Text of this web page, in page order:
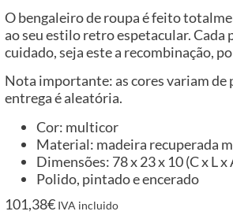
O bengaleiro de roupa é feito
ao seu estilo retro espetacular. Cada
cuidado, seja este a recombinação,
Nota importante: as cores variam de
entrega é aleatória.
Cor: multicor
Material: madeira recuperada
Dimensões: 78 x 23 x 10 (C x L x
Polido, pintado e encerado
101,38€ IVA incluido